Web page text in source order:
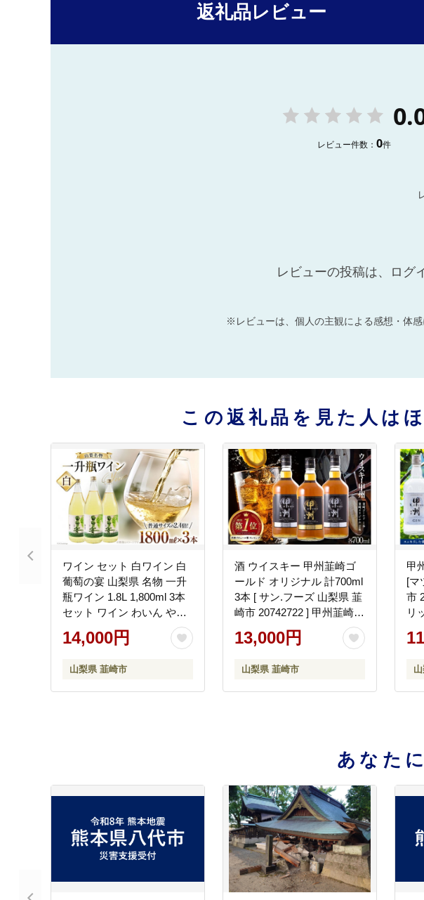
返礼品レビュー
レビュー件数： 0件
レビューの投稿は、ログ
※レビューは、個人の主観による感想・体
この返礼品を見た人は
ワイン セット 白ワイン 白
葡萄の宴 山梨県 名物 一升
瓶ワイン 1.8L 1,800ml 3本
セット ワイン わいん やや
辛口 辛口 山梨 お酒 酒 宅飲
み 一升瓶 山梨 晩酌 葡萄酒
韮崎市 20743108]
14,000円
山梨県 韮崎市
酒 ウイスキー 甲州韮崎ゴ
ールド オリジナル 計700ml
3本 [ サン.フーズ 山梨県 韮
崎市 20742722 ] 甲州韮崎
ウィスキー ボトル 飲み比
べ 詰合せ セット ハイボー
ギフト 送料無料 ふるさと
納税
13,000円
山梨県 韮崎市
甲
[マ
市
リ
ダ
あなた